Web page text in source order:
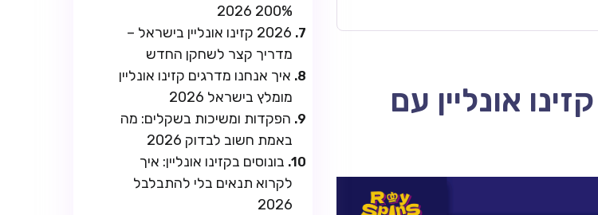
ROYSPINS CASINO – 2026 קזינו אונליין עם
200% 2026
2026 קזינו אונליין בישראל –
מדריך קצר לשחקן החדש
איך אנחנו מדרגים קזינו אונליין
מומלץ בישראל 2026
הפקדות ומשיכות בשקלים: מה
באמת חשוב לבדוק 2026
בונוסים בקזינו אונליין: איך
לקרוא תנאים בלי להתבלבל
2026